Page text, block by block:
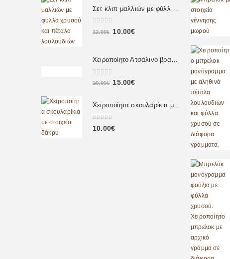
out of 5
12.00€ 10.00€
out of 5
20.00€ 15.00€
Χειροποίητα σκουλαρίκια με στοιχείο δάκρυ
0 out of 5
10.00€